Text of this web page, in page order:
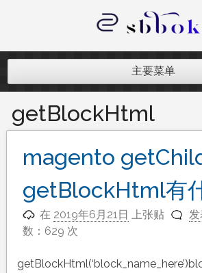
内
记录跨境电商独立
主要菜单
getBlockHtml
magento
getBlockHtml有
在 2019年6月21日 上张贴 发
数：629 次